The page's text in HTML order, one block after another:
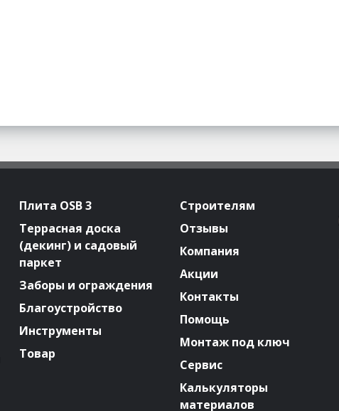
Плита OSB 3
Террасная доска
(декинг) и садовый
паркет
Заборы и ограждения
Благоустройство
Инструменты
Товар
Строителям
Отзывы
Компания
Акции
Контакты
Помощь
Монтаж под ключ
Сервис
Калькуляторы
материалов